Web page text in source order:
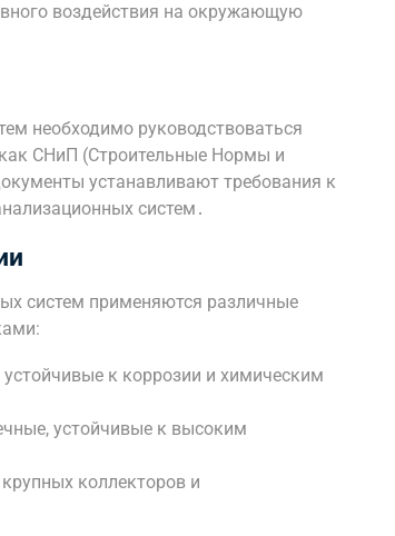
воздействия на окружающую
необходимо руководствоваться
СНиП (Строительные Нормы и
устанавливают требования к
систем․
систем применяются различные
к коррозии и химическим
устойчивые к высоким
коллекторов и